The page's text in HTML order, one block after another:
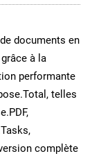
documents en
à la
performante
telles
complète